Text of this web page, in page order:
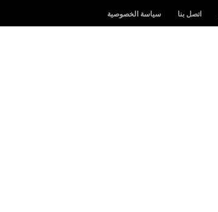
اتصل بنا سياسة الخصوصية